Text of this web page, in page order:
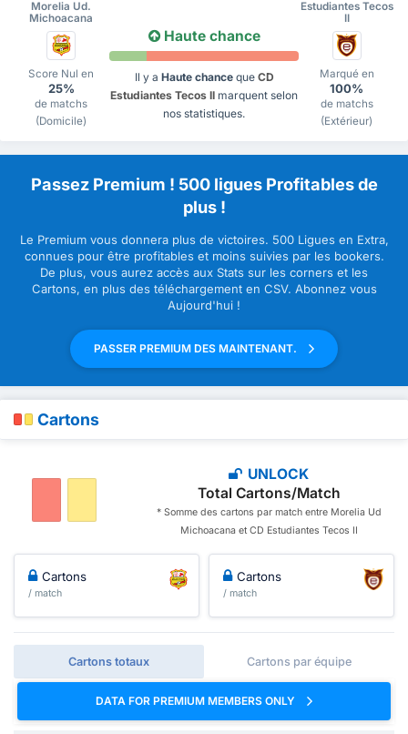
Morelia Ud.
Michoacana
Estudiantes Tecos
II
Score Nul en
25%
de matchs
(Domicile)
Haute chance
Il y a Haute chanceque CD
Estudiantes Tecos II marquent selon
nos statistiques.
Marqué en
100%
de matchs
(Extérieur)
Passez Premium ! 500 ligues Profitables de
plus !
Le Premium vous donnera plus de victoires. 500 Ligues en Extra,
connues pour être profitables et moins suivies par les bookers.
De plus, vous aurez accès aux Stats sur les corners et les
Cartons, en plus des téléchargement en CSV. Abonnez vous
Aujourd'hui !
PASSER PREMIUM DES MAINTENANT.
Cartons
UNLOCK
Total Cartons/Match
* Somme des cartons par match entre Morelia Ud
Michoacana et CD Estudiantes Tecos II
Cartons
/ match
Cartons
/ match
Cartons totaux Cartons par équipe
DATA FOR PREMIUM MEMBERS ONLY